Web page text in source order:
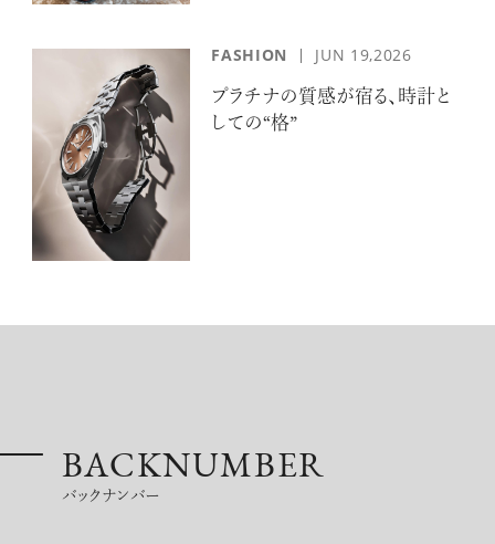
FASHION JUN 19,2026
プラチナの質感が宿る、時計と
しての“格”
BACKNUMBER
バックナンバー